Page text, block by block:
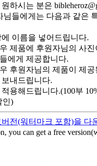
하시는 분은
들에게는 다음과 같은
이름을 넣어드립니다.
제품에 후원자님의 사
에게 제공합니다.
후원자님의 제품이 제
내드립니다.
용해드립니다.(100부
인)
전(워터마크 포함)을 다
you can get a free